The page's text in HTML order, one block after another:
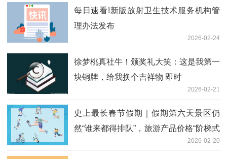
每日速看!新版放射卫生技术服务机构管
理办法发布
2026-02-24
徐梦桃真社牛！颁奖礼大笑：这是我第一
块铜牌，给我换个吉祥物 即时
2026-02-21
史上最长春节假期｜假期第六天景区仍
然“谁来都得排队”，旅游产品价格“阶梯式
2026-02-20